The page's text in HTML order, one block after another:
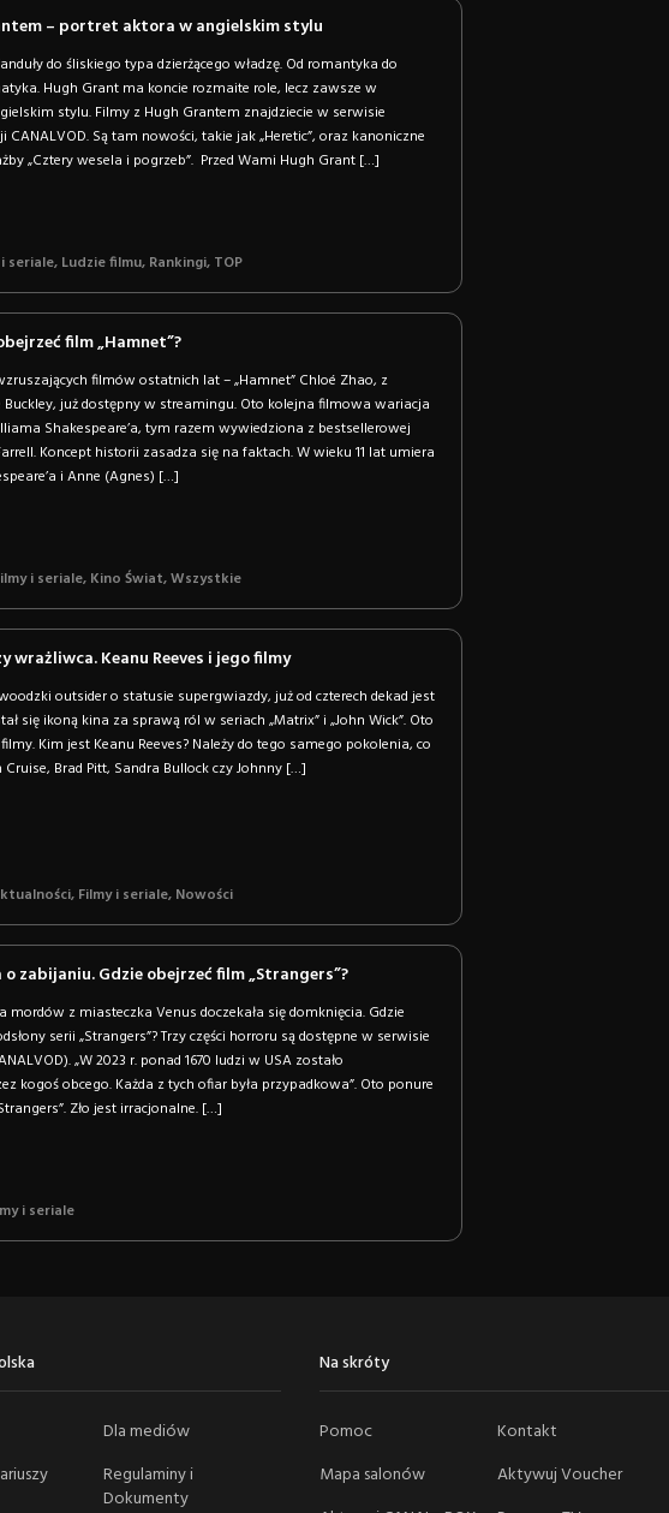
– portret aktora w angielskim stylu
do śliskiego typa dzierżącego władzę. Od romantyka do
Hugh Grant ma koncie rozmaite role, lecz zawsze w
stylu. Filmy z Hugh Grantem znajdziecie w serwisie
CANALVOD. Są tam nowości, takie jak „Heretic”, oraz kanoniczne
„Cztery wesela i pogrzeb”. Przed Wami Hugh Grant […]
seriale, Ludzie filmu, Rankingi, TOP
film „Hamnet”?
filmów ostatnich lat – „Hamnet” Chloé Zhao, z
Buckley, już dostępny w streamingu. Oto kolejna filmowa wariacja
Shakespeare’a, tym razem wywiedziona z bestsellerowej
Koncept historii zasadza się na faktach. W wieku 11 lat umiera
i Anne (Agnes) […]
i seriale, Kino Świat,Wszystkie
wrażliwca. Keanu Reeves i jego filmy
outsider o statusie supergwiazdy, już od czterech dekad jest
się ikoną kina za sprawą ról w seriach „Matrix” i „John Wick”. Oto
Kim jest Keanu Reeves? Należy do tego samego pokolenia, co
Brad Pitt, Sandra Bullock czy Johnny […]
, Filmy i seriale, Nowości
zabijaniu. Gdzie obejrzeć film „Strangers”?
mordów z miasteczka Venus doczekała się domknięcia. Gdzie
serii „Strangers”? Trzy części horroru są dostępne w serwisie
„W 2023 r. ponad 1670 ludzi w USA zostało
kogoś obcego. Każda z tych ofiar była przypadkowa”. Oto ponure
Zło jest irracjonalne. […]
i seriale
Dla mediów
Regulaminy i
Dokumenty
Na skróty
Pomoc
Kontakt
Mapa salonów
Aktywuj Voucher